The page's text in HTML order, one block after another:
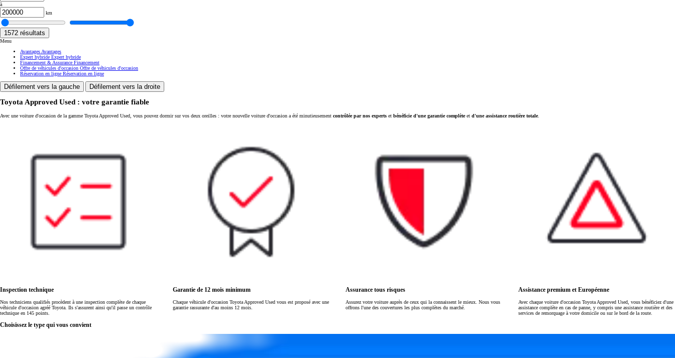
À partir de
ÉLECTRIQUE
à
km
1572 résultats
Menu
Avantages Avantages
Expert hybride Expert hybride
Financement & Assurance Financement
Offre de véhicules d'occasion Offre de véhicules d'occasion
Réservation en ligne Réservation en ligne
Défilement vers la gauche Défilement vers la droite
Toyota Approved Used : votre garantie fiable
Avec une voiture d'occasion de la gamme Toyota Approved Used, vous pouvez dormir sur vos deux oreilles : votre nouvelle voiture d'occasion a été minutieusement contrôlée par nos experts et bénéficie d'une garantie complèteet d'une assistance routière totale.
Inspection technique
Nos techniciens qualifiés procèdent à une inspection complète de chaque
véhicule d'occasion agréé Toyota. Ils s'assurent ainsi qu'il passe un contrôle
technique en 145 points.
Garantie de 12 mois minimum
Chaque véhicule d'occasion Toyota Approved Used vous est proposé avec une
garantie rassurante d'au moins 12 mois.
Assurance tous risques
Assurez votre voiture auprès de ceux qui la connaissent le mieux. Nous vous
offrons l'une des couvertures les plus complètes du marché.
Assistance premium et Européenne
Avec chaque voiture d'occasion Toyota Approved Used, vous bénéficiez d'une
assistance complète en cas de panne, y compris une assistance routière et des
services de remorquage à votre domicile ou sur le bord de la route.
Choisissez le type qui vous convient